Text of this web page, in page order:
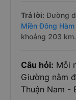
Trả lời: Đường
Miền Đông
khoảng 203 km.
Câu hỏi: Mỗi
Giường nằm
Thuận Nam -